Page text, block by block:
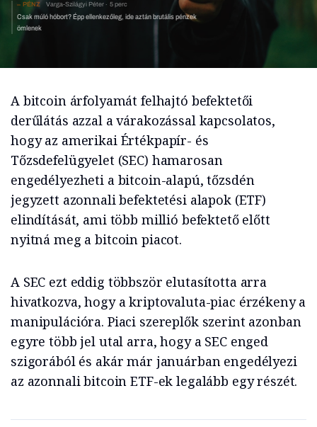
PÉNZ Varga-Szilágyi Péter 5 perc
Csak múló hóbort? Épp ellenkezőleg, ide aztán brutális pénzek
ömlenek
A bitcoin árfolyamát felhajtó befektetői
derűlátás azzal a várakozással kapcsolatos,
hogy az amerikai Értékpapír- és
Tőzsdefelügyelet (SEC) hamarosan
engedélyezheti a bitcoin-alapú, tőzsdén
jegyzett azonnali befektetési alapok (ETF)
elindítását, ami több millió befektető előtt
nyitná meg a bitcoin piacot.
A SEC ezt eddig többször elutasította arra
hivatkozva, hogy a kriptovaluta-piac érzékeny a
manipulációra. Piaci szereplők szerint azonban
egyre több jel utal arra, hogy a SEC enged
szigorából és akár már januárban engedélyezi
az azonnali bitcoin ETF-ek legalább egy részét.